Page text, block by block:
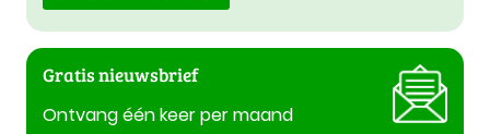
Gratis nieuwsbrief
Ontvang één keer per maand